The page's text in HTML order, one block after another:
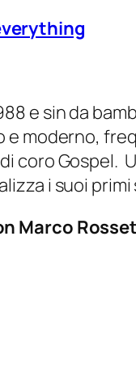
e sin da
moderno,
coro
i suoi
Marco